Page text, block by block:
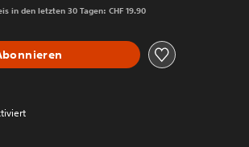
in den letzten 30 Tagen: CHF 19.90